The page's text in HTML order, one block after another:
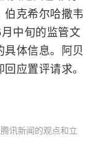
伯克希尔哈撒韦
中旬的监管文
体信息。阿贝
应置评请求。
讯新闻的观点和立